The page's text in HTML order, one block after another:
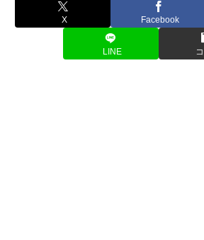
X Facebook
LINE